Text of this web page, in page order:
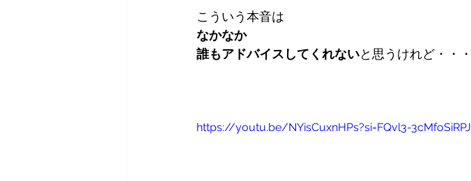
こういう本音は
なかなか
誰もアドバイスしてくれないと思うけれど・・・
https://youtu.be/NYisCuxnHPs?si=FQvl3-3cMfoSiRPJ